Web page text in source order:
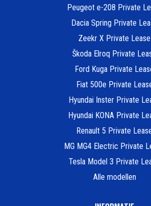
Peugeot e-208 Private
Dacia Spring Private
Zeekr X Private Lease
Škoda Elroq Private
Ford Kuga Private
Fiat 500e Private
Hyundai Inster Private
Hyundai KONA Private
Renault 5 Private
MG MG4 Electric Private
Tesla Model 3 Private
Alle modellen